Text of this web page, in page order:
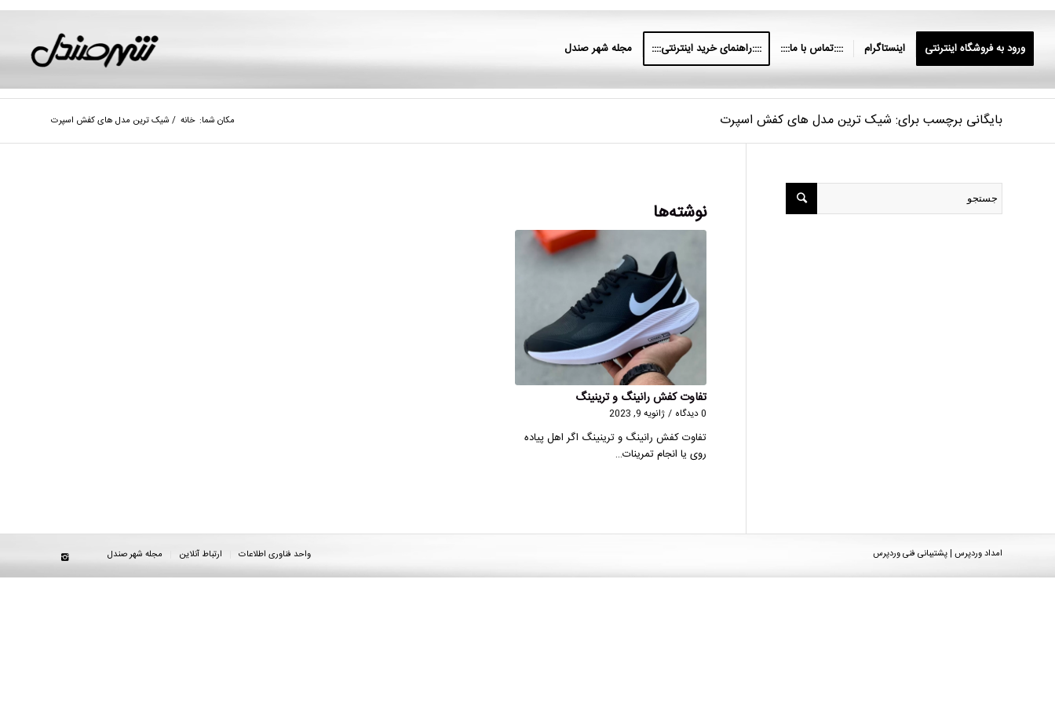
ورود به فروشگاه اینترنتی اینستاگرام ::::تماس با ما:::: ::::راهنمای خرید اینترنتی:::: مجله شهر صندل
بایگانی برچسب برای: شیک ترین مدل های کفش اسپرت مکان شما: خانه / شیک ترین مدل های کفش اسپرت
نوشته‌ها
تفاوت کفش رانینگ و ترینینگ
0 دیدگاه / ژانویه 9, 2023
تفاوت کفش رانینگ و ترینینگ اگر اهل پیاده
‌روی یا انجام تمرینات…
امداد وردپرس | پشتیبانی فنی وردپرس واحد فناوری اطلاعات ارتباط آنلاین مجله شهر صندل